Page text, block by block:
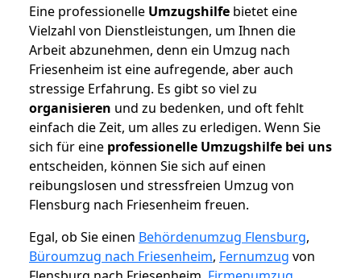
Eine professionelle Umzugshilfe bietet eine
Vielzahl von Dienstleistungen, um Ihnen die
Arbeit abzunehmen, denn ein Umzug nach
Friesenheim ist eine aufregende, aber auch
stressige Erfahrung. Es gibt so viel zu
organisieren und zu bedenken, und oft fehlt
einfach die Zeit, um alles zu erledigen. Wenn Sie
sich für eine professionelle Umzugshilfe bei uns
entscheiden, können Sie sich auf einen
reibungslosen und stressfreien Umzug von
Flensburg nach Friesenheim freuen.
Egal, ob Sie einen Behördenumzug Flensburg,
Büroumzug nach Friesenheim, Fernumzug von